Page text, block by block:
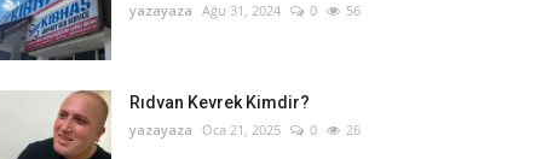
yazayaza Ağu 31, 2024 0 56
Rıdvan Kevrek Kimdir?
yazayaza Oca 21, 2025 0 26